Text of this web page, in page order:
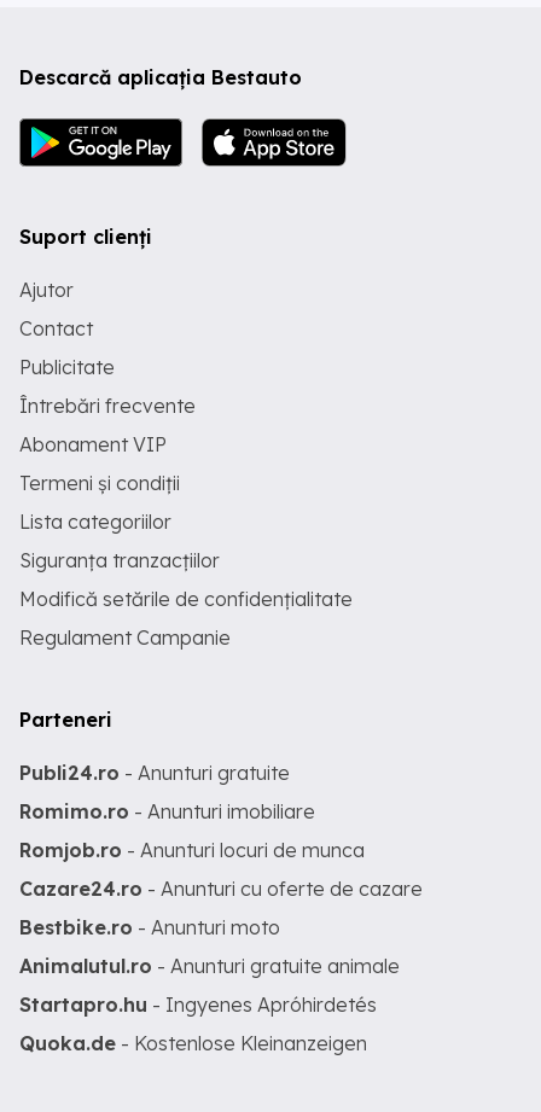
Descarcă aplicația Bestauto
Suport clienți
Ajutor
Contact
Publicitate
Întrebări frecvente
Abonament VIP
Termeni și condiții
Lista categoriilor
Siguranța tranzacțiilor
Modifică setările de confidențialitate
Regulament Campanie
Parteneri
Publi24.ro - Anunturi gratuite
Romimo.ro - Anunturi imobiliare
Romjob.ro - Anunturi locuri de munca
Cazare24.ro - Anunturi cu oferte de cazare
Bestbike.ro - Anunturi moto
Animalutul.ro - Anunturi gratuite animale
Startapro.hu - Ingyenes Apróhirdetés
Quoka.de - Kostenlose Kleinanzeigen